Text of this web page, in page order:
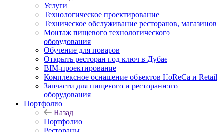
Услуги
Технологическое проектирование
Техническое обслуживание ресторанов, магазинов
Монтаж пищевого технологического
оборудования
Обучение для поваров
Открыть ресторан под ключ в Дубае
BIM-проектирование
Комплексное оснащение объектов HoReCa и Retail
Запчасти для пищевого и ресторанного
оборудования
Портфолио
Назад
Портфолио
Рестораны